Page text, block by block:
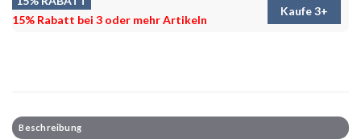
15% Rabatt bei 3 oder mehr Artikeln
Kaufe 3+
Beschreibung